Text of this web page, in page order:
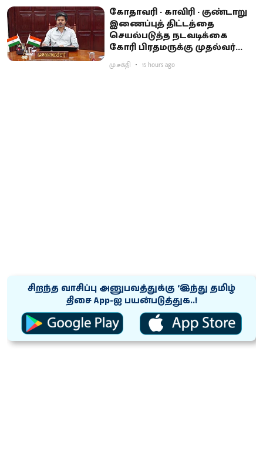
கோதாவரி - காவிரி - குண்டாறு
இணைப்புத் திட்டத்தை
செயல்படுத்த நடவடிக்கை
கோரி பிரதமருக்கு முதல்வர்
விஜய் கடிதம்
மு.சக்தி 15 hours ago
சிறந்த வாசிப்பு அனுபவத்துக்கு ‘இந்து தமிழ்
திசை App-ஐ பயன்படுத்துக..!